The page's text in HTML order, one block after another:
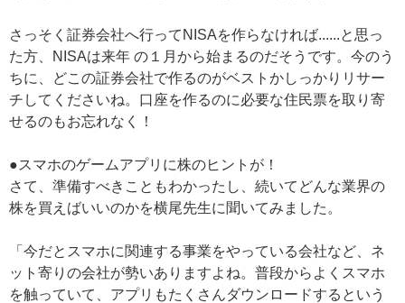
さっそく証券会社へ行ってNISAを作らなければ......と思っ
た方、NISAは来年 の１月から始まるのだそうです。今のう
ちに、どこの証券会社で作るのがベストかしっかりリサー
チしてくださいね。口座を作るのに必要な住民票を取り寄
せるのもお忘れなく！
●スマホのゲームアプリに株のヒントが！
さて、準備すべきこともわかったし、続いてどんな業界の
株を買えばいいのかを横尾先生に聞いてみました。
「今だとスマホに関連する事業をやっている会社など、ネ
ット寄りの会社が勢いありますよね。普段からよくスマホ
を触っていて、アプリもたくさんダウンロードするという